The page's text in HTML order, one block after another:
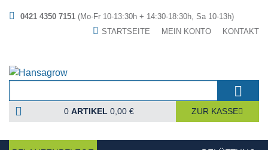
0421 4350 7151 (Mo-Fr 10-13:30h + 14:30-18:30h, Sa 10-13h)
STARTSEITE
MEIN KONTO KONTAKT
0 ARTIKEL 0,00 € ZUR KASSE